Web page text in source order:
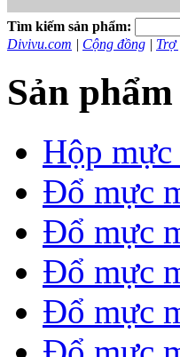
Tìm kiếm sản phẩm:
Divivu.com | Cộng đồng | Trợ
Sản phẩm
Hộp
Đổ mực
Đổ mực
Đổ mực
Đổ mực